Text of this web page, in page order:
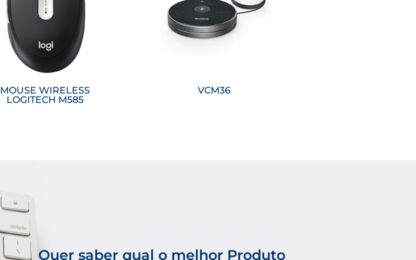
Saiba mais
MOUSE WIRELESS
LOGITECH M585
Saiba mais
VCM36
Quer saber qual o melhor Produto